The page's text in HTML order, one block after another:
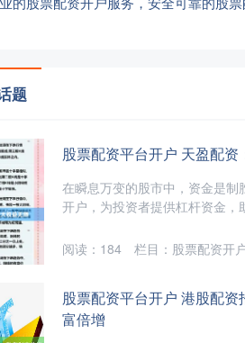
题
股票配资平台开户 天盈配
在瞬息万变的股市中，资金是
开户，为投资者提供杠杆资金
阅读： 184 栏目： 股票配资开
股票配资平台开户 港股配
富倍增